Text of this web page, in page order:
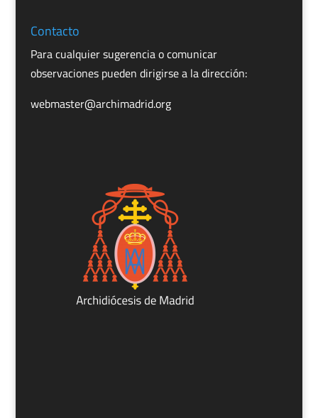
Contacto
Para cualquier sugerencia o comunicar
observaciones pueden dirigirse a la dirección:
webmaster@archimadrid.org